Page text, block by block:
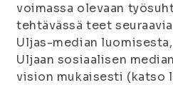
voimassa olevaan
tehtävässä teet
Uljas-median
Uljaan sosiaalisen
vision mukaisesti (katso